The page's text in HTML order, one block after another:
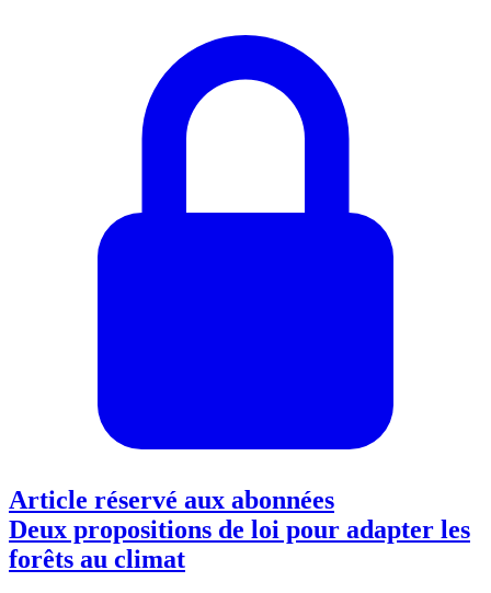
Article réservé aux abonnées
Deux propositions de loi pour adapter les
forêts au climat